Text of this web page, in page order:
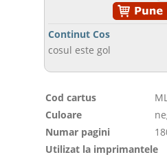
Continut Cos
cosul este gol
Cod cartus
Culoare
Numar pagini
Utilizat la imprimantele